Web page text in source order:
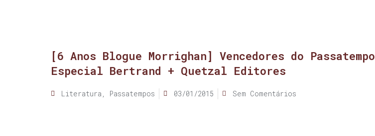
[6 Anos Blogue Morrighan] Vencedores do Passatempo
Especial Bertrand + Quetzal Editores
Literatura , Passatempos 03/01/2015 Sem Comentários